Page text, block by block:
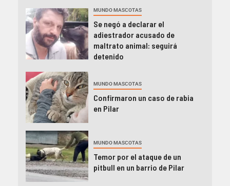
MUNDO MASCOTAS
Se negó a declarar el
adiestrador acusado de
maltrato animal: seguirá
detenido
MUNDO MASCOTAS
Confirmaron un caso de rabia
en Pilar
MUNDO MASCOTAS
Temor por el ataque de un
pitbull en un barrio de Pilar